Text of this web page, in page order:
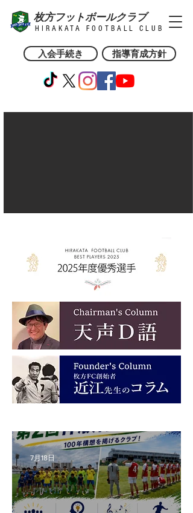
枚方フットボールクラブ
HIRAKATA FOOTBALL CLUB
入会手続き 指導育成方針
7月18日